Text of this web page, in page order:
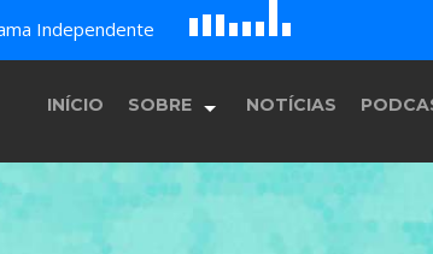
Independente B c
E F G
INÍCIO SOBRE
História
NOTÍCIAS